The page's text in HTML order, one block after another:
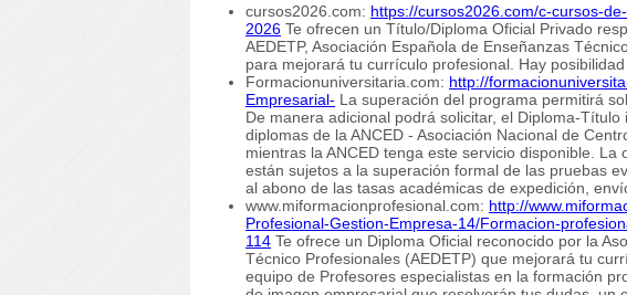
cursos2026.com: https://cursos2026.com/c-cursos-
2026 Te ofrecen un Título/Diploma Oficial Privado
AEDETP, Asociación Española de Enseñanzas
para mejorará tu currículo profesional. Hay
Formacionuniversitaria.com: http://
Empresarial- La superación del programa permitirá
De manera adicional podrá solicitar, el Diploma-
diplomas de la ANCED - Asociación Nacional de
mientras la ANCED tenga este servicio disponible.
están sujetos a la superación formal de las pruebas
al abono de las tasas académicas de expedición,
www.miformacionprofesional.com: http://
Profesional-Gestion-Empresa-14/Formacion-
114 Te ofrece un Diploma Oficial reconocido por la
Técnico Profesionales (AEDETP) que mejorará tu
equipo de Profesores especialistas en la formación